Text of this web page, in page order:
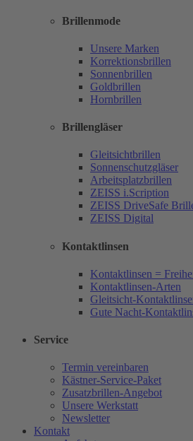
Brillenmode
Unsere Marken
Korrektionsbrillen
Sonnenbrillen
Goldbrillen
Hornbrillen
Brillengläser
Gleitsichtbrillen
Sonnenschutzgläser
Arbeitsplatzbrillen
ZEISS i.Scription
ZEISS DriveSafe
ZEISS Digital
Kontaktlinsen
Kontaktlinsen =
Kontaktlinsen-Arten
Gleitsicht-
Gute Nacht-
Service
Termin vereinbaren
Kästner-Service-Paket
Zusatzbrillen-Angebot
Unsere Werkstatt
Newsletter
Kontakt